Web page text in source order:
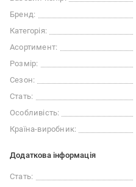
Бренд:
Категорія:
Асортимент:
Розмір:
Сезон:
Стать:
Особливість:
Країна-виробник:
Додаткова інформація
Стать: